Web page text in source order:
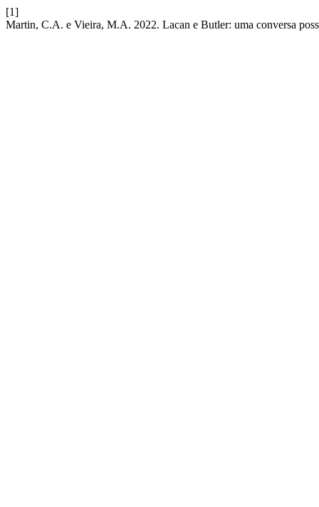
[1]
Martin, C.A. e Vieira, M.A. 2022. Lacan e Butler: uma conversa